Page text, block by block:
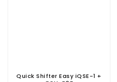
Quick Shifter Easy iQSE-1 +